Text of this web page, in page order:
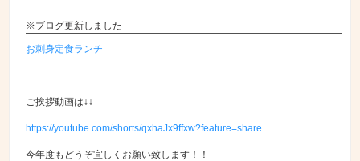
※ブログ更新しました
お刺身定食ランチ
ご挨拶動画は↓↓
https://youtube.com/shorts/qxhaJx9ffxw?feature=share
今年度もどうぞ宜しくお願い致します！！